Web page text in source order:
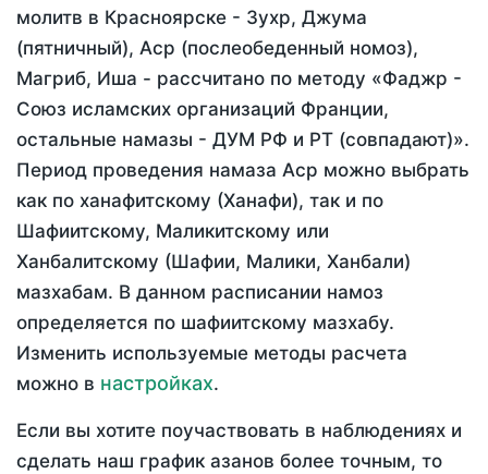
молитв в Красноярске - Зухр, Джума
(пятничный), Аср (послеобеденный номоз),
Магриб, Иша - рассчитано по методу «Фаджр -
Союз исламских организаций Франции,
остальные намазы - ДУМ РФ и РТ (совпадают)».
Период проведения намаза Аср можно выбрать
как по ханафитскому (Ханафи), так и по
Шафиитскому, Маликитскому или
Ханбалитскому (Шафии, Малики, Ханбали)
мазхабам. В данном расписании намоз
определяется по шафиитскому мазхабу.
Изменить используемые методы расчета
можно в настройках.
Если вы хотите поучаствовать в наблюдениях и
сделать наш график азанов более точным, то